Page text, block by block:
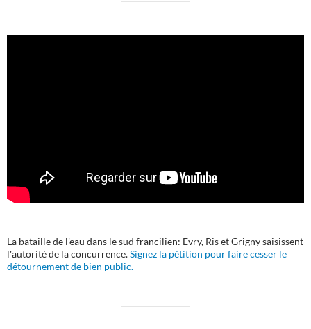
La bataille de l'eau dans le sud francilien: Evry, Ris et Grigny saisissent
l'autorité de la concurrence.Signez la pétition pour faire cesser le
détournement de bien public.